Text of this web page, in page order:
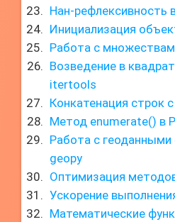
Нан-рефлексивность
Инициализация
Работа с
Возведение в
itertools
Конкатенация строк
Метод enumerate() в
Работа с
geopy
Оптимизация
Ускорение
Математические